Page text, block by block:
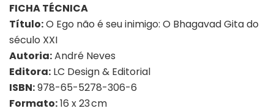
FICHA TÉCNICA
Título:O Ego não é seu inimigo: O Bhagavad Gita do
século XXI
Autoria:André Neves
Editora: LC Design & Editorial
ISBN:978-65-5278-306-6
Formato:16 x 23 cm